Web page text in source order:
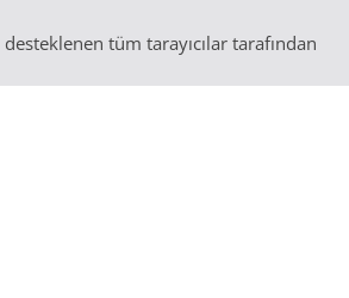
tüm tarayıcılar tarafından